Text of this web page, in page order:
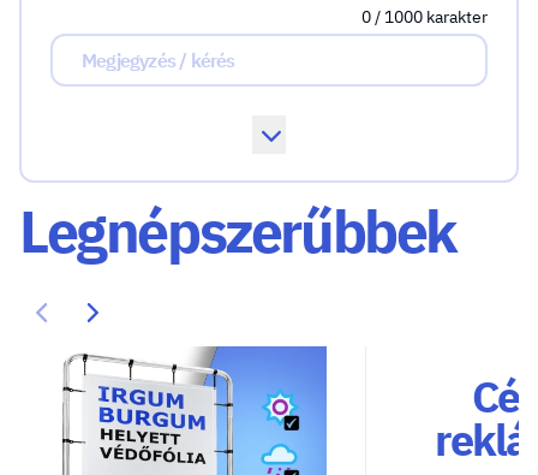
0 / 1000 karakter
Legnépszerűbbek